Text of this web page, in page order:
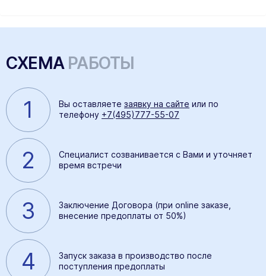
СХЕМА РАБОТЫ
1 Вы оставляете заявку на сайте или по
телефону +7(495)777-55-07
2
Специалист созванивается с Вами и уточняет
время встречи
3
Заключение Договора (при online заказе,
внесение предоплаты от 50%)
4
Запуск заказа в производство после
поступления предоплаты